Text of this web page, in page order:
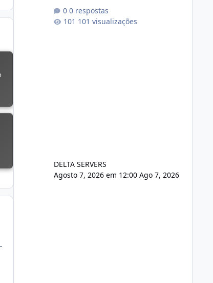
ents/dlrxjx23zz5f Criamos uma breve
explicação:
0 respostas
101 visualizações
DELTA SERVERS
Agosto 7, 2026 em 12:00 Ago 7, 2026